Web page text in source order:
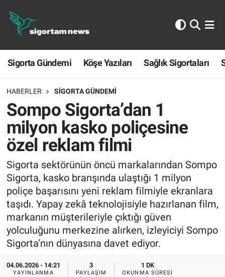
Sigorta Gündemi Köşe Yazıları Sağlık Sigortaları
HABERLER SIGORTA GÜNDEMI
Sompo Sigorta’dan 1
milyon kasko poliçesine
özel reklam filmi
Sigorta sektörünün öncü markalarından Sompo
Sigorta, kasko branşında ulaştığı 1 milyon
poliçe başarısını yeni reklam filmiyle ekranlara
taşıdı. Yapay zekâ teknolojisiyle hazırlanan film,
markanın müşterileriyle çıktığı güven
yolculuğunu merkezine alırken, izleyiciyi Sompo
Sigorta’nın dünyasına davet ediyor.
04.06.2026 - 14:21
YAYINLANMA
3
PAYLAŞIM
1 DK
OKUNMA SÜRESI
Sigorta Gündemi
Köşe Yazıları
Sağlık Sigortaları
Sporun Sigortası
Ekonomi